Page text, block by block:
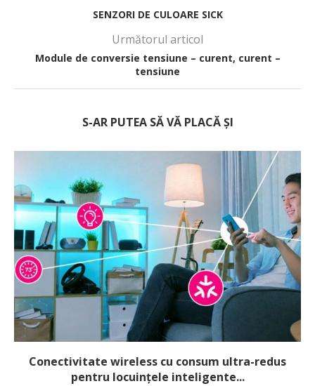
SENZORI DE CULOARE SICK
Următorul articol
Module de conversie tensiune – curent, curent –
tensiune
S-AR PUTEA SĂ VĂ PLACĂ ȘI
Conectivitate wireless cu consum ultra-redus
pentru locuințele inteligente...